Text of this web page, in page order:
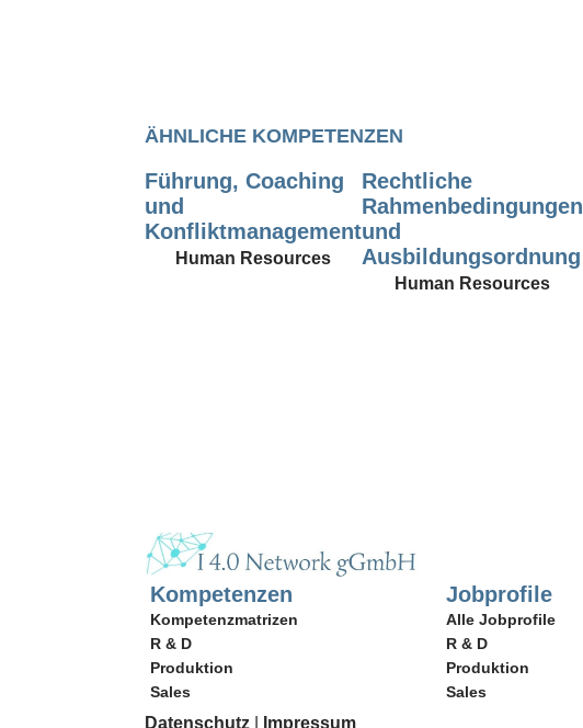
ÄHNLICHE KOMPETENZEN
Führung, Coaching
und
Konfliktmanagement
Human Resources
Rechtliche
Rahmenbedingungen
und
Ausbildungsordnung
Human Resources
Kompetenzen
Kompetenzmatrizen
R & D
Produktion
Sales
Jobprofile
Alle Jobprofile
R & D
Produktion
Sales
Datenschutz Impressum